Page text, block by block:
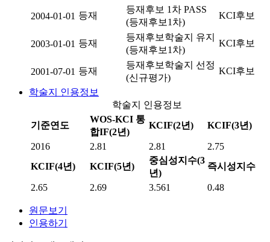
2004-01-01 등재
등재후보 1차 PASS
(등재후보1차)
KCI후보
2003-01-01 등재
등재후보학술지 유지
(등재후보1차)
KCI후보
2001-07-01 등재
등재후보학술지 선정
(신규평가)
KCI후보
학술지 인용정보
학술지 인용정보
기준연도
WOS-KCI 통
합IF(2년)
KCIF(2년) KCIF(3년)
2016 2.81 2.81
2.75
KCIF(4년)
KCIF(5년)
중심성지수(3
년)
즉시성지수
2.65 2.69 3.561 0.48
원문보기
인용하기